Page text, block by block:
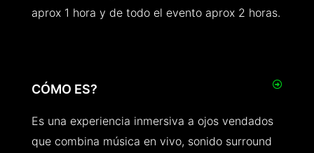
aprox 1 hora y de todo el evento aprox 2 horas.
CÓMO ES?
Es una experiencia inmersiva a ojos vendados
que combina música en vivo, sonido surround